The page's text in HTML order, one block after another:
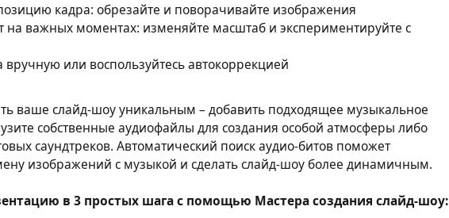
кадра: обрезайте и поворачивайте изображения
на важных моментах: изменяйте масштаб и экспериментируйте с
вручную или воспользуйтесь автокоррекцией
ваше слайд-шоу уникальным – добавить подходящее музыкальное
собственные аудиофайлы для создания особой атмосферы либо
саундтреков. Автоматический поиск аудио-битов поможет
изображений с музыкой и сделать слайд-шоу более динамичным.
в 3 простых шага с помощью Мастера создания слайд-шоу: